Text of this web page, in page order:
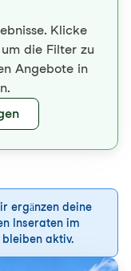
Klicke
die Filter zu
Angebote in
ergänzen deine
Inseraten im
bleiben aktiv.